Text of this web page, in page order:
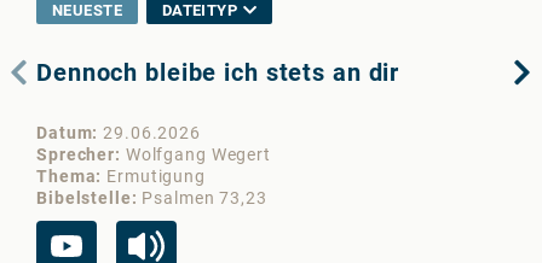
NEUESTE DATEITYP
Dennoch bleibe ich stets an dir
Datum 29.06.2026
Sprecher
Wolfgang Wegert
Thema
Ermutigung
Bibelstelle
Psalmen 73,23